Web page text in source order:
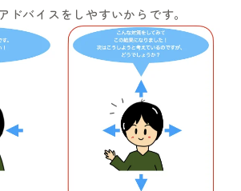
ドバイスをしやすいからです。